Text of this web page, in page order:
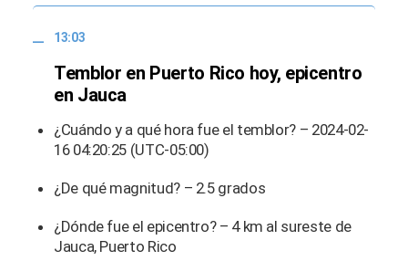
13:03
Temblor en Puerto Rico hoy, epicentro
en Jauca
¿Cuándo y a qué hora fue el temblor? – 2024-02-
16 04:20:25 (UTC-05:00)
¿De qué magnitud? – 2.5 grados
¿Dónde fue el epicentro? – 4 km al sureste de
Jauca, Puerto Rico